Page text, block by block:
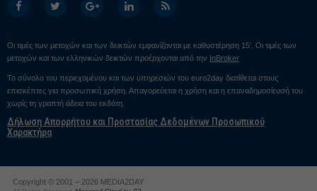
Οι τιμές των μετοχών και των δεικτών εμφανίζονται με καθυστέρηση 15’. Οι τιμές των
μετοχών και των ελληνικών δεικτών προέρχονται από την InBroker
Το σύνολο του περιεχομένου και των υπηρεσιών του euro2day διατίθεται στους
επισκέπτες για προσωπική χρήση. Απαγορεύεται η χρήση και η επαναδημοσίευσή του
χωρίς τη γραπτή άδεια του εκδότη.
Δήλωση Απορρήτου και Προστασίας Δεδομένων Προσωπικού
Χαρακτήρα
Copyright © 2001 – 2026 MEDIA2DAY